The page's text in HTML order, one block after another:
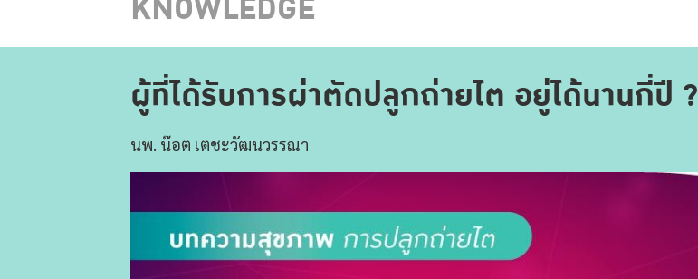
ผู้ที่ได้รับการผ่าตัดปลูกถ่ายไต อยู่ได้นานกี่ปี ?
นพ. น๊อต เตชะวัฒนวรรณา